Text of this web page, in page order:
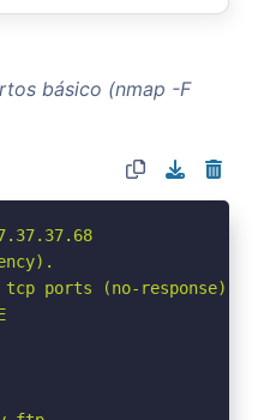
básico (nmap -F
ports (no-response)